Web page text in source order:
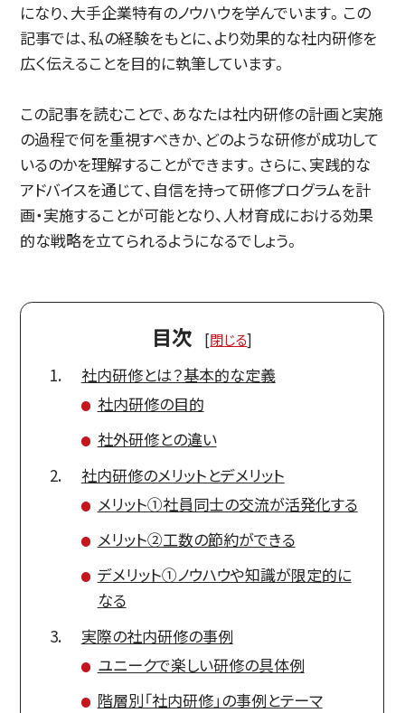
になり、大手企業特有のノウハウを学んでいます。この
記事では、私の経験をもとに、より効果的な社内研修を
広く伝えることを目的に執筆しています。
この記事を読むことで、あなたは社内研修の計画と実施
の過程で何を重視すべきか、どのような研修が成功して
いるのかを理解することができます。さらに、実践的な
アドバイスを通じて、自信を持って研修プログラムを計
画・実施することが可能となり、人材育成における効果
的な戦略を立てられるようになるでしょう。
目次 [閉じる]
社内研修とは？基本的な定義
社内研修の目的
社外研修との違い
社内研修のメリットとデメリット
メリット①社員同士の交流が活発化する
メリット②工数の節約ができる
デメリット①ノウハウや知識が限定的に
なる
実際の社内研修の事例
ユニークで楽しい研修の具体例
階層別「社内研修」の事例とテーマ